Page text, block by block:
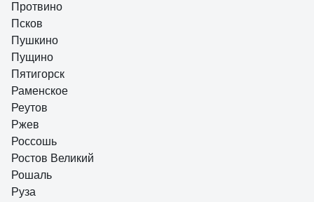
Протвино
Псков
Пушкино
Пущино
Пятигорск
Раменское
Реутов
Ржев
Россошь
Ростов Великий
Рошаль
Руза